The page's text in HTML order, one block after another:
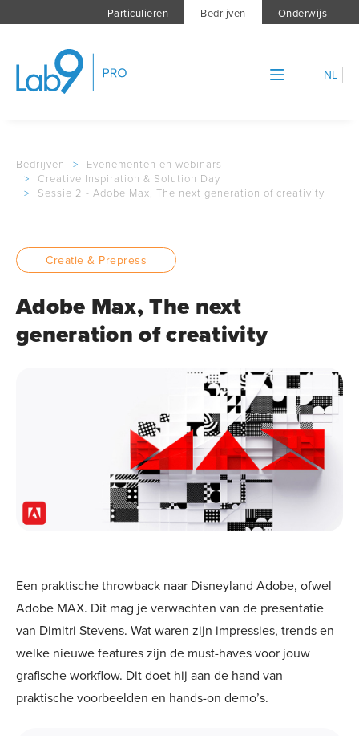
Particulieren Bedrijven Onderwijs
NL
Bedrijven >
Evenementen en webinars
>
Creative Inspiration & Solution Day
>
Sessie 2 - Adobe Max, The next generation of creativity
Creatie & Prepress
Adobe Max, The next
generation of creativity
Een praktische throwback naar Disneyland Adobe, ofwel
Adobe MAX. Dit mag je verwachten van de presentatie
van Dimitri Stevens. Wat waren zijn impressies, trends en
welke nieuwe features zijn de must-haves voor jouw
grafische workflow. Dit doet hij aan de hand van
praktische voorbeelden en hands-on demo’s.